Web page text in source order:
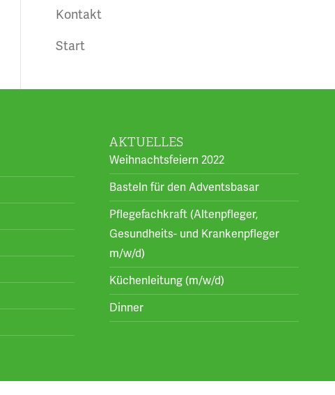
Kontakt
Start
AKTUELLES
Weihnachtsfeiern 2022
Basteln für den Adventsbasar
Pflegefachkraft (Altenpfleger,
Gesundheits- und Krankenpfleger
m/w/d)
Küchenleitung (m/w/d)
Dinner